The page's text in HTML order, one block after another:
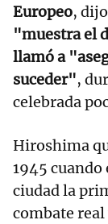
Europeo,
"muestra el
llamó a
suceder",
celebrada
Hiroshima
1945 cuando
ciudad la
combate